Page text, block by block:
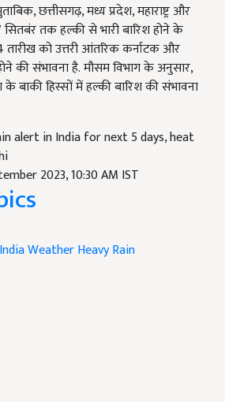
छत्तीसगढ़, मध्य प्रदेश, महाराष्ट्र और
तक हल्की से भारी बारिश होने के
तारीख को उत्तरी आंतरिक कर्नाटक और
की संभावना है.मौसम विभाग के अनुसार,
के बाकी हिस्सों में हल्की बारिश की संभावना
alert in India for next 5 days, heat
2023, 10:30 AM IST
India WeatherHeavy Rain